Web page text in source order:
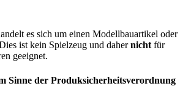
es sich um einen Modellbauartikel oder
ist kein Spielzeug und dahernicht für
geeignet.
Sinne der Produksicherheitsverordnung